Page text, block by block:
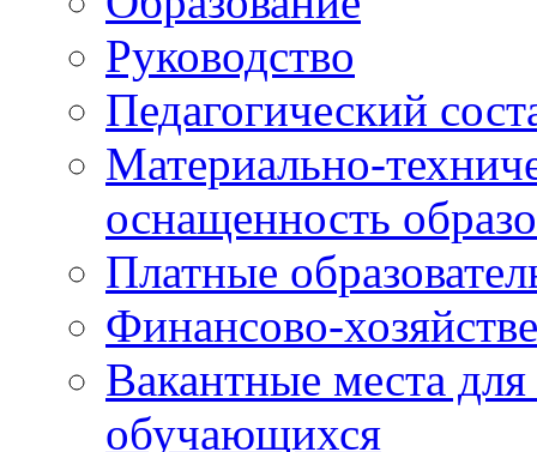
Руководство
Педагогический
Материально-
оснащенность
Платные
Финансово-
Вакантные места
обучающихся